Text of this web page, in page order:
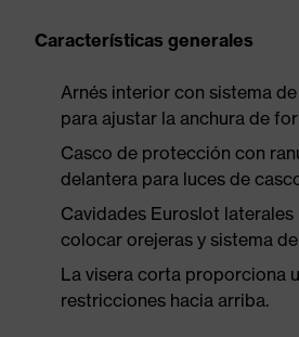
Características generales
Arnés interior con sistema
para ajustar la anchura de
Casco de protección con
delantera para luces de
Cavidades Euroslot
colocar orejeras y sistema
La visera corta proporciona
restricciones hacia arriba.